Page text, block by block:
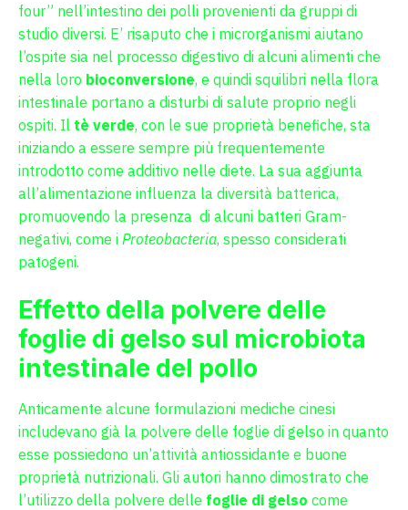
four” nell’intestino dei polli provenienti da gruppi di
studio diversi. E’ risaputo che i microrganismi aiutano
l’ospite sia nel processo digestivo di alcuni alimenti che
nella loro bioconversione, e quindi squilibri nella flora
intestinale portano a disturbi di salute proprio negli
ospiti. Il tè verde, con le sue proprietà benefiche, sta
iniziando a essere sempre più frequentemente
introdotto come additivo nelle diete. La sua aggiunta
all’alimentazione influenza la diversità batterica,
promuovendo la presenza di alcuni batteri Gram-
negativi, come i Proteobacteria, spesso considerati
patogeni.
Effetto della polvere delle
foglie di gelso sul microbiota
intestinale del pollo
Anticamente alcune formulazioni mediche cinesi
includevano già la polvere delle foglie di gelso in quanto
esse possiedono un’attività antiossidante e buone
proprietà nutrizionali. Gli autori hanno dimostrato che
l’utilizzo della polvere delle foglie di gelso come